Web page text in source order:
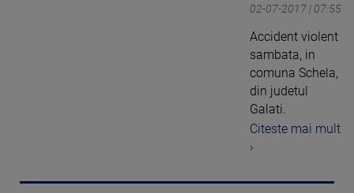
02-07-2017 | 07:55
Accident violent
sambata, in
comuna Schela,
din judetul
Galati.
Citeste mai mult
›